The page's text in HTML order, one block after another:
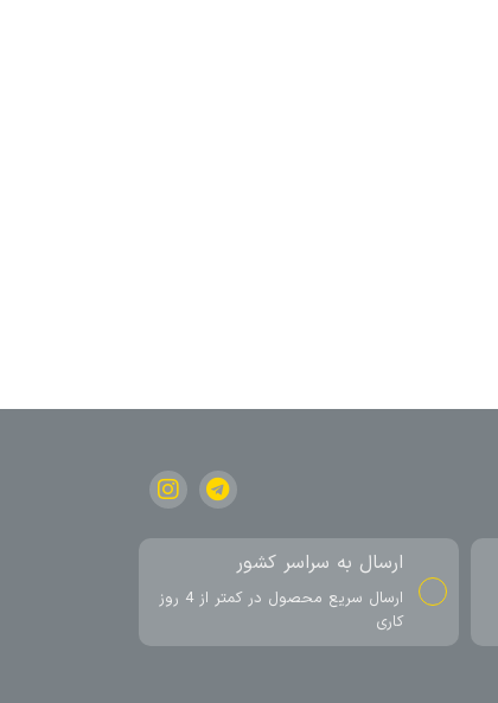
ارسال به سراسر کشور
ارسال سریع محصول در کمتر از 4 روز
کاری